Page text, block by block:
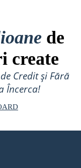
de
create
Credit și Fără
Încerca!